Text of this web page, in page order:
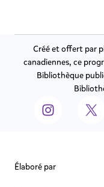
Créé et o­ffert par
canadiennes, ce
Bibliothèque
Élaboré par